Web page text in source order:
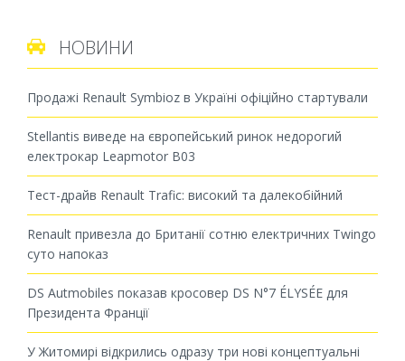
 НОВИНИ
Продажі Renault Symbioz в Україні офіційно стартували
Stellantis виведе на європейський ринок недорогий
електрокар Leapmotor B03
Тест-драйв Renault Trafic: високий та далекобійний
Renault привезла до Британії сотню електричних Twingo
суто напоказ
DS Autmobiles показав кросовер DS N°7 ÉLYSÉE для
Президента Франції
У Житомирі відкрились одразу три нові концептуальні